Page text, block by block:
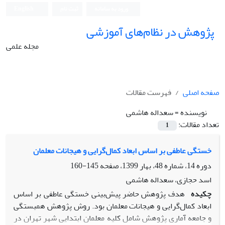
پژوهش در نظام‌های آموزشی
مجله علمی
صفحه اصلی
فهرست مقالات
نویسنده =سعداله هاشمی
تعداد مقالات:
1
خستگی عاطفی بر اساس ابعاد کمال‌گرایی و هیجانات معلمان
دوره 14، شماره 48، بهار 1399، صفحه
145-160
اسد حجازی، سعداله هاشمی
چکیده هدف پژوهش حاضر پیش‌بینی خستگی عاطفی بر اساس
ابعاد کمال‌گرایی و هیجانات معلمان بود. روش پژوهش همبستگی
و جامعه آماری پژوهش شامل کلیه معلمان ابتدایی شهر تهران در